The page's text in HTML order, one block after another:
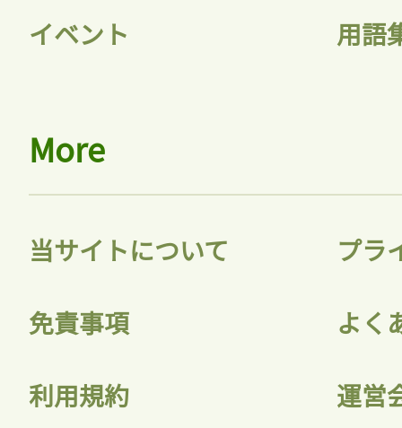
イベント 用語
More
当サイトについて プラ
免責事項 よく
利用規約 運営